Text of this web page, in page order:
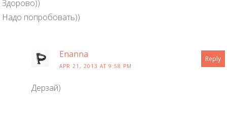
Здорово))
Надо попробовать))
Enanna Reply
APR 21, 2013 AT 9:58 PM
Дерзай)